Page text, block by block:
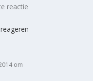
reactie
om